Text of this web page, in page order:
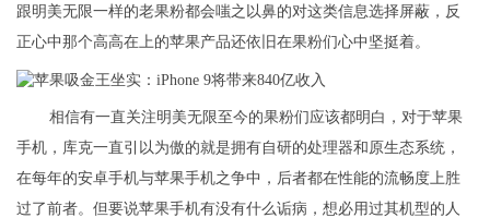
跟明美无限一样的老果粉都会嗤之以鼻的对这类信息选择屏蔽，反
正心中那个高高在上的苹果产品还依旧在果粉们心中坚挺着。
相信有一直关注明美无限至今的果粉们应该都明白，对于苹果
手机，库克一直引以为傲的就是拥有自研的处理器和原生态系统，
在每年的安卓手机与苹果手机之争中，后者都在性能的流畅度上胜
过了前者。但要说苹果手机有没有什么诟病，想必用过其机型的人